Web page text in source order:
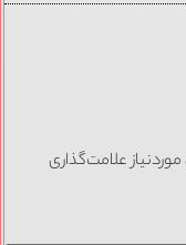
علامت‌گذاری